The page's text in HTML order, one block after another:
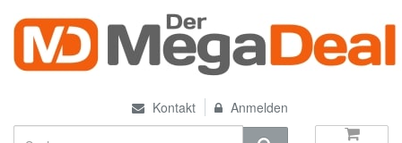
Kontakt Anmelden